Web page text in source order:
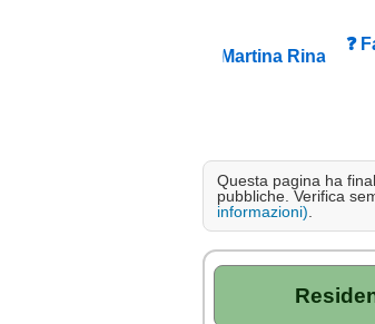
❓
Questa pagina ha
pubbliche. Verifica
informazioni)